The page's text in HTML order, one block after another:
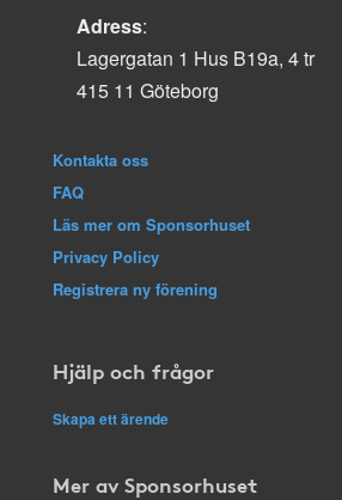
Adress:
Lagergatan 1 Hus B19a, 4 tr
415 11 Göteborg
Kontakta oss
FAQ
Läs mer om Sponsorhuset
Privacy Policy
Registrera ny förening
Hjälp och frågor
Skapa ett ärende
Mer av Sponsorhuset